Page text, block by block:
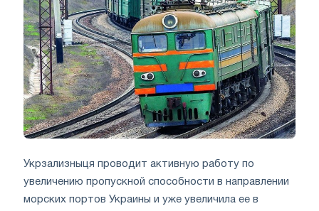
Укрзализныця проводит активную работу по
увеличению пропускной способности в направлении
морских портов Украины и уже увеличила ее в